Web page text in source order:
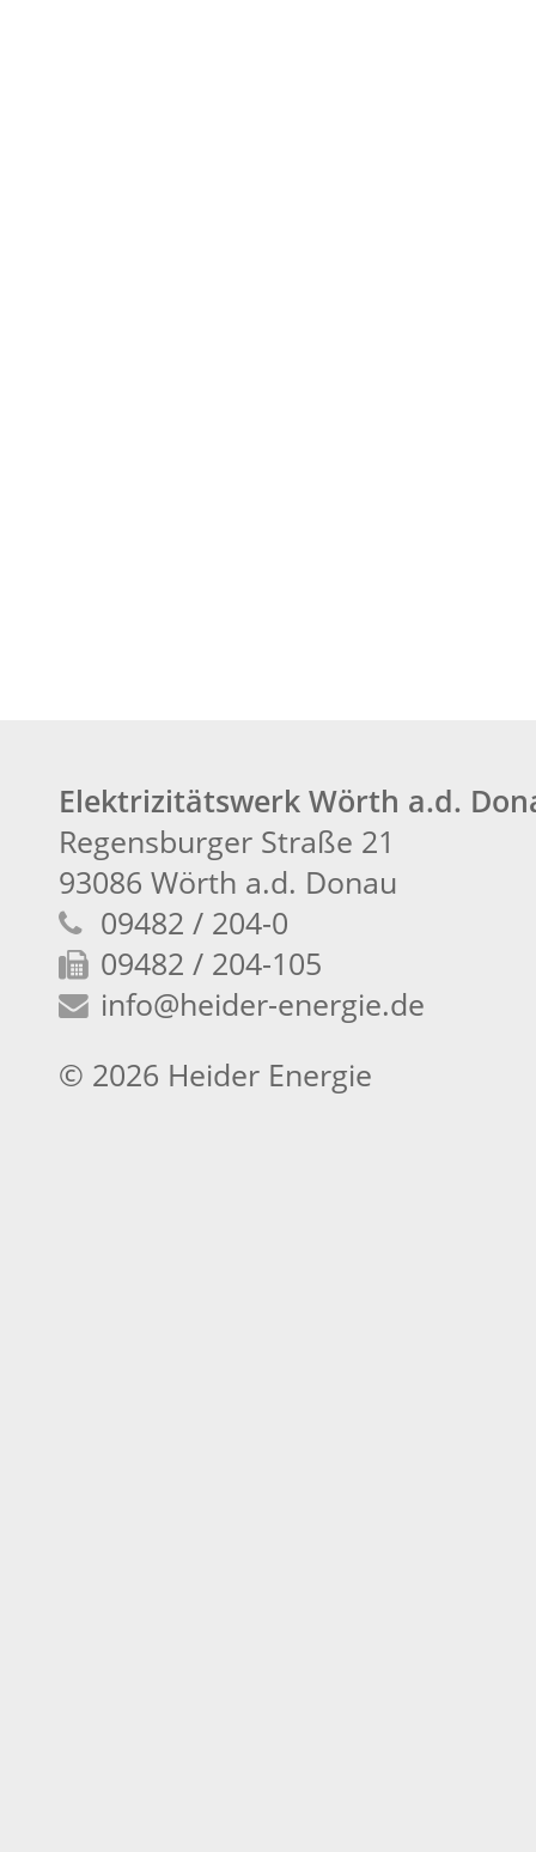
Elektrizitätswerk Wörth a.d.
Regensburger Straße 21
93086 Wörth a.d. Donau
09482 / 204-0
09482 / 204-105
info@heider-energie.de
© 2026 Heider Energie